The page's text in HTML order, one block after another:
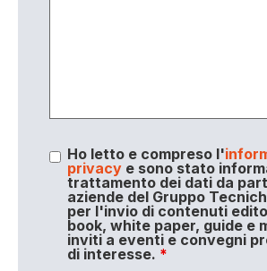
Ho letto e compreso l'
privacye sono stato
trattamento dei dati da
aziende del Gruppo
per l'invio di contenuti
book, white paper, guide e
inviti a eventi e convegni
di interesse. *